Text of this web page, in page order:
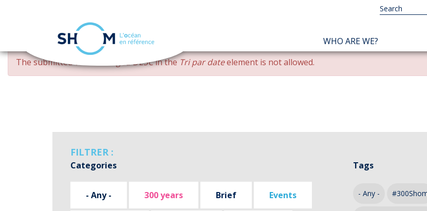
Skip
main
NAVIGATION
PRINCIPALE
WHO ARE WE?
ERROR
MESSAGE
The submitted value changed DESCin theTri par dateelement is not allowed.
FILTRER :
Categories
- Any - 300 years Brief Events
Tags
- Any -